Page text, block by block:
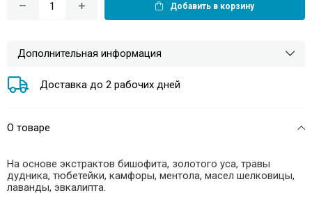
Добавить в корзину
Дополнительная информация
Доставка до 2 рабочих дней
О товаре
На основе экстрактов бишофита, золотого уса, травы
дудника, тюбетейки, камфоры, ментола, масел шелковицы,
лаванды, эвкалипта.